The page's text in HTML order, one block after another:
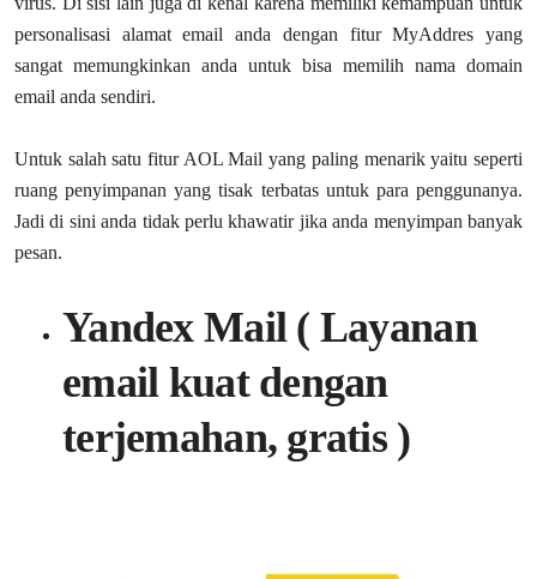
personalisasi alamat email anda dengan fitur MyAddres yang
sangat memungkinkan anda untuk bisa memilih nama domain
email anda sendiri.
Untuk salah satu fitur AOL Mail yang paling menarik yaitu seperti
ruang penyimpanan yang tisak terbatas untuk para penggunanya.
Jadi di sini anda tidak perlu khawatir jika anda menyimpan banyak
pesan.
Yandex Mail ( Layanan
email kuat dengan
terjemahan, gratis )